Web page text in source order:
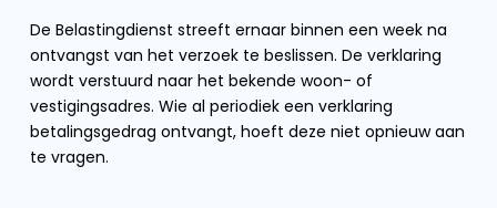
De Belastingdienst streeft ernaar binnen een week na
ontvangst van het verzoek te beslissen. De verklaring
wordt verstuurd naar het bekende woon- of
vestigingsadres. Wie al periodiek een verklaring
betalingsgedrag ontvangt, hoeft deze niet opnieuw aan
te vragen.